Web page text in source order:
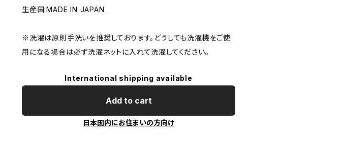
生産国:MADE IN JAPAN
※洗濯は原則手洗いを推奨しております。どうしても洗濯機をご使
用になる場合は必ず洗濯ネットに入れて洗濯してください。
International shipping available
Add to cart
日本国内にお住まいの方向け